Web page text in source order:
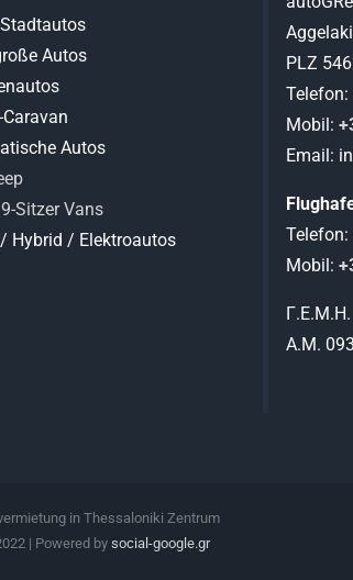
Autos
Autos
Sitzer Vans
Hybrid / Elektroautos
PLZ
Telefon:
Mobil:
Email:
Telefon:
Mobil:
Γ.Ε.Μ.Η.
Α.Μ.
in Thessaloniki Zentrum
| Powered by social-google.gr